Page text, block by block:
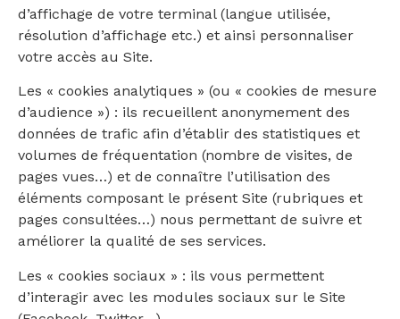
d’affichage de votre terminal (langue utilisée,
résolution d’affichage etc.) et ainsi personnaliser
votre accès au Site.
Les « cookies analytiques » (ou « cookies de mesure
d’audience ») : ils recueillent anonymement des
données de trafic afin d’établir des statistiques et
volumes de fréquentation (nombre de visites, de
pages vues…) et de connaître l’utilisation des
éléments composant le présent Site (rubriques et
pages consultées…) nous permettant de suivre et
améliorer la qualité de ses services.
Les « cookies sociaux » : ils vous permettent
d’interagir avec les modules sociaux sur le Site